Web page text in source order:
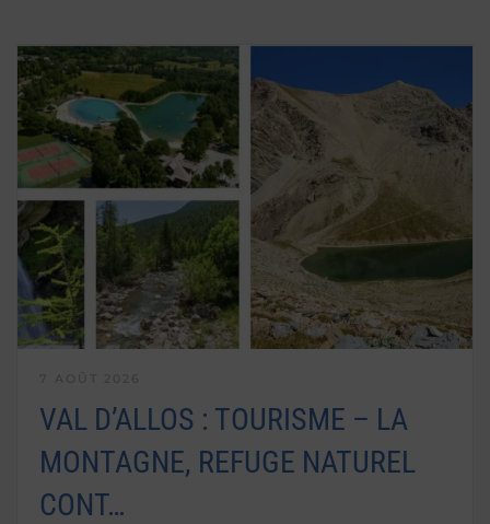
VAL D’ALLOS : TOURISME – LA
MONTAGNE, REFUGE NATUREL
CONT…